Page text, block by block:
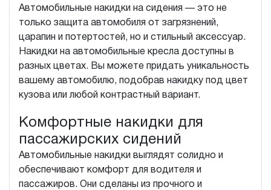
Автомобильные накидки на сидения — это не
только защита автомобиля от загрязнений,
царапин и потертостей, но и стильный аксессуар.
Накидки на автомобильные кресла доступны в
разных цветах. Вы можете придать уникальность
вашему автомобилю, подобрав накидку под цвет
кузова или любой контрастный вариант.
Комфортные накидки для
пассажирских сидений
Автомобильные накидки выглядят солидно и
обеспечивают комфорт для водителя и
пассажиров. Они сделаны из прочного и